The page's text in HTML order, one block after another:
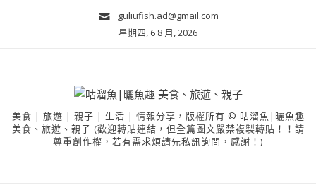
guliufish.ad@gmail.com
星期四, 6 8 月, 2026
美食 | 旅遊 | 親子 | 生活 | 情報分享，版權所有 © 咕溜魚|曬魚趣
美食、旅遊、親子 (歡迎轉貼連結，但全篇圖文嚴禁複製轉貼！！請
尊重創作權，若有需求煩請先私訊詢問，感謝！)